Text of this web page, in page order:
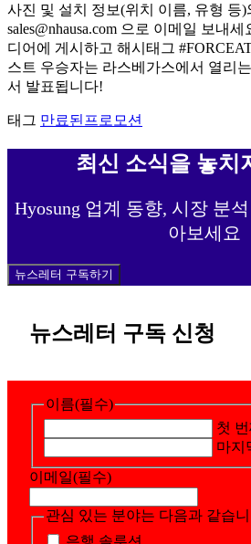
사진 및 설치 정보(위치 이름, 유형 등)
sales@nhausa.com 으로 이메일 보내세
디어에 게시하고 해시태그
스트 우승자는 라스베가스에서 열리
서 발표됩니다!
태그 만료된프로모션
최신 소식을 놓치
Hyosung 업계 동향, 시장 분
아보세요
뉴스레터 구독하기
뉴스레터 구독 신청
이름(필수)
첫 번
마지
이메일(필수)
관심 있는 분야는 다음과 같습
은행 솔루션